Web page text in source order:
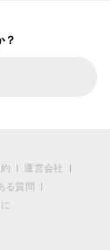
？
運営会社
る質問